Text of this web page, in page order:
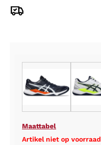
Maattabel
Artikel niet op voorraad